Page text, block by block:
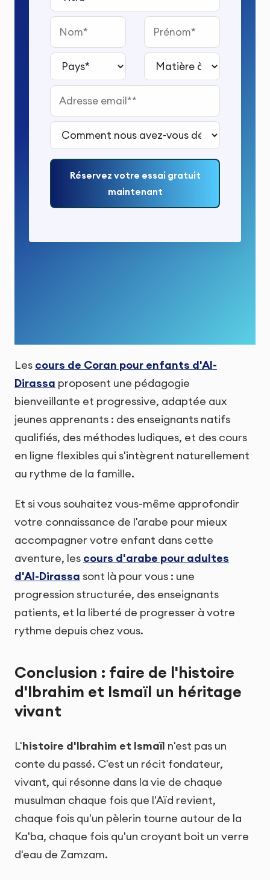
Nom Prénom
Pays* Matière à étudier*
Adresse email*
Comment nous avez-vous découvert ?*
Réservez votre essai gratuit
maintenant
Les cours de Coran pour enfants d'Al-
Dirassa proposent une pédagogie
bienveillante et progressive, adaptée aux
jeunes apprenants : des enseignants natifs
qualifiés, des méthodes ludiques, et des cours
en ligne flexibles qui s'intègrent naturellement
au rythme de la famille.
Et si vous souhaitez vous-même approfondir
votre connaissance de l'arabe pour mieux
accompagner votre enfant dans cette
aventure, les cours d'arabe pour adultes
d'Al-Dirassa sont là pour vous : une
progression structurée, des enseignants
patients, et la liberté de progresser à votre
rythme depuis chez vous.
Conclusion : faire de l'histoire
d'Ibrahim et Ismaïl un héritage
vivant
L'histoire d'Ibrahim et Ismaïl n'est pas un
conte du passé. C'est un récit fondateur,
vivant, qui résonne dans la vie de chaque
musulman chaque fois que l'Aïd revient,
chaque fois qu'un pèlerin tourne autour de la
Ka'ba, chaque fois qu'un croyant boit un verre
d'eau de Zamzam.